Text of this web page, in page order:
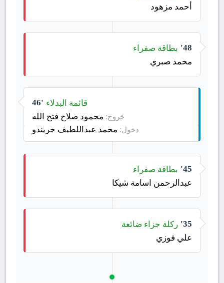
أحمد مزهود
48' بطاقة صفراء
محمد صبري
46' قائمة البدلاء
خروج: محمود صلاح فتح الله
دخول: محمد عبداللطيف جريندو
45' بطاقة صفراء
عبدالرحمن اسامة شيكا
35' ركلة جزاء ضائعة
علي فوزي